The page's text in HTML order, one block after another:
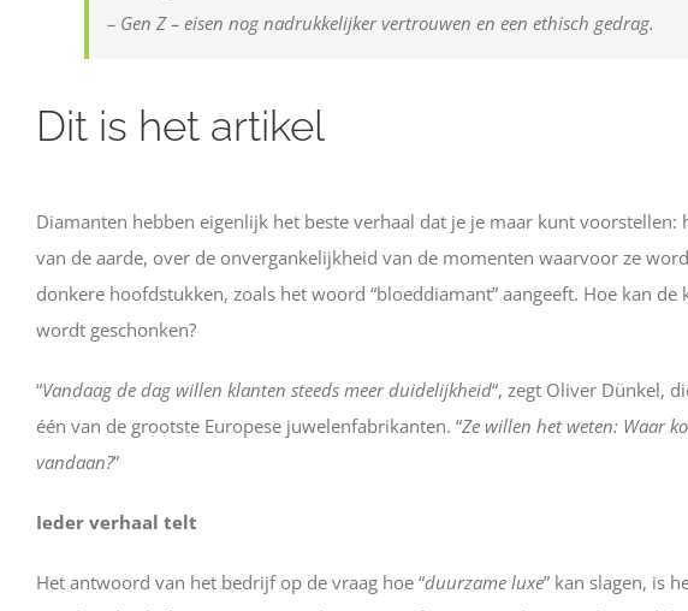
– Gen Z – eisen nog nadrukkelijker vertrouwen en een ethisch gedrag.
Dit is het artikel
Diamanten hebben eigenlijk het beste verhaal dat je je maar kunt
van de aarde, over de onvergankelijkheid van de momenten waarvoor ze
donkere hoofdstukken, zoals het woord “bloeddiamant” aangeeft. Hoe kan
wordt geschonken?
“Vandaag de dag willen klanten steeds meer duidelijkheid“, zegt Oliver Dünkel,
één van de grootste Europese juwelenfabrikanten. “Ze willen het weten: Waar
vandaan?”
Ieder verhaal telt
Het antwoord van het bedrijf op de vraag hoe “duurzame luxe” kan slagen, is